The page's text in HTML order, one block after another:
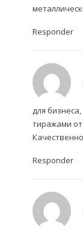
Responder
для
тиражами
Responder